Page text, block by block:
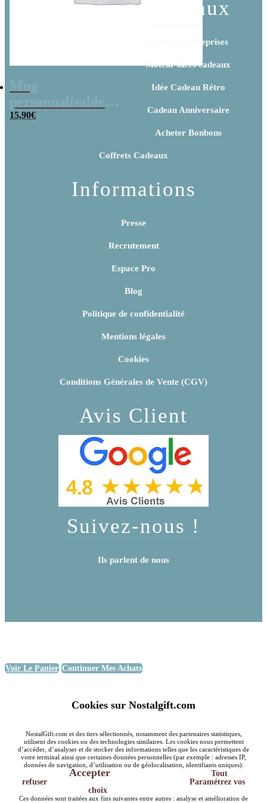
“Je suis un frère
15,90€
cadeaux
Cadeaux entreprises
Moteur idées cadeaux
Idée Cadeau Rétro
Cadeau Anniversaire
Acheter Bonbons
Coffrets Cadeaux
Informations
Presse
Recrutement
Espace Pro
Blog
Politique de confidentialité
Mentions légales
Cookies
Conditions Générales de Vente (CGV)
Avis Client
Suivez-nous !
Ils parlent de nous
Voir Le Panier Continuer Mes Achats
Cookies sur Nostalgift.com
NostalGift.com et des tiers sélectionnés, notamment des partenaires statistiques,
utilisent des cookies ou des technologies similaires. Les cookies nous permettent
d’accéder, d’analyser et de stocker des informations telles que les caractéristiques de
votre terminal ainsi que certaines données personnelles (par exemple : adresses IP,
données de navigation, d’utilisation ou de géolocalisation, identifiants uniques).
Accepter
Tout
refuser
Paramétrez vos
choix
Ces données sont traitées aux fins suivantes entre autres : analyse et amélioration de